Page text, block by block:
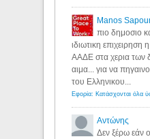
Manos
πιο δημοσιο
ιδιωτικη
ΑΑΔΕ στα χερια των
αιμα... για να
του Ελληνικου...
Αντώνης
Δεν ξέρω εάν